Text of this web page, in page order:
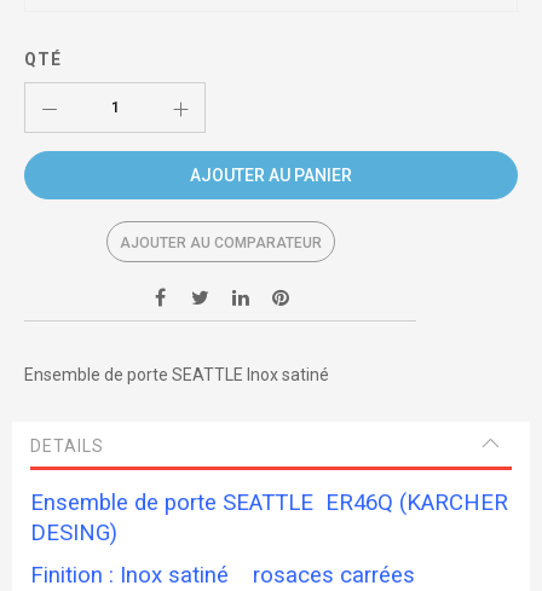
QTÉ
AJOUTER AU PANIER
AJOUTER AU COMPARATEUR
Ensemble de porte SEATTLE Inox satiné
DETAILS
Ensemble de porte SEATTLE ER46Q (KARCHER
DESING)
Finition : Inox satiné rosaces carrées